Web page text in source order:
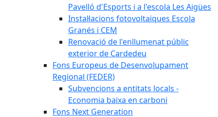
Pavelló d'Esports i a l'escola Les Aigües
Instal·lacions fotovoltaiques Escola
Granés i CEM
Renovació de l'enllumenat públic
exterior de Cardedeu
Fons Europeus de Desenvolupament
Regional (FEDER)
Subvencions a entitats locals -
Economia baixa en carboni
Fons Next Generation